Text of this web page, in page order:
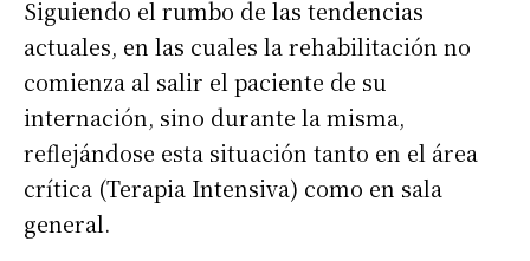
Siguiendo el rumbo de las tendencias
actuales, en las cuales la rehabilitación no
comienza al salir el paciente de su
internación, sino durante la misma,
reflejándose esta situación tanto en el área
crítica (Terapia Intensiva) como en sala
general.